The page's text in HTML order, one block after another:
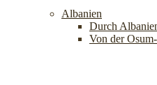
Albanien
Durch
Von der